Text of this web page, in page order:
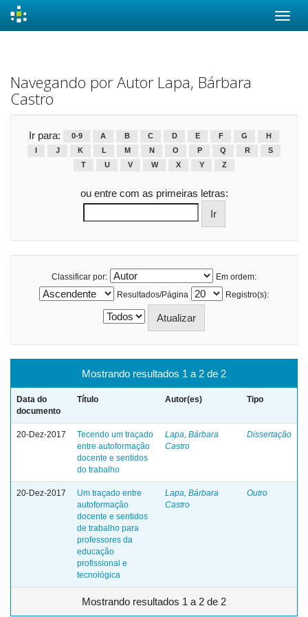
Navegando por Autor Lapa, Bárbara
Castro
Ir para: 0-9 A B C D E F G
H
J K L M N O P Q R
S
T
U V W X Y Z
ou entre com as primeiras letras:
Classificar por:
Em ordem:
Resultados/Página
Registro(s):
Mostrando resultados 1 a 2 de 2
Data do
documento
Título Autor(es) Tipo
20-Dez-2017
Tecendo um traçado
entre autoformação
docente e sentidos
do trabalho
Lapa, Bárbara
Castro
Dissertação
20-Dez-2017
Um traçado entre
autoformação
docente e sentidos
de trabalho para
professores da
educação
profissional e
tecnológica
Lapa, Bárbara
Castro
Outro
Mostrando resultados 1 a 2 de 2